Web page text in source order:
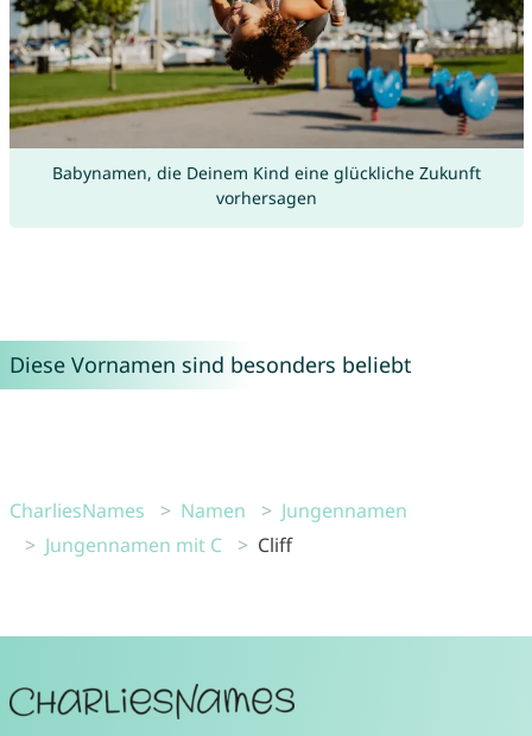
Babynamen, die Deinem Kind eine glückliche Zukunft
vorhersagen
Diese Vornamen sind besonders beliebt
CharliesNames Namen
Jungennamen
Jungennamen mit C
Cliff